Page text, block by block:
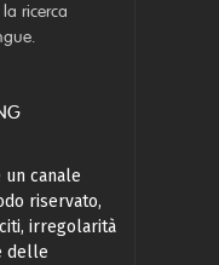
ricerca
un canale
riservato,
irregolarità
delle